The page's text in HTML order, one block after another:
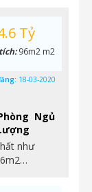
Ngủ
như
Tỷ
96m2 m2
18-03-2020